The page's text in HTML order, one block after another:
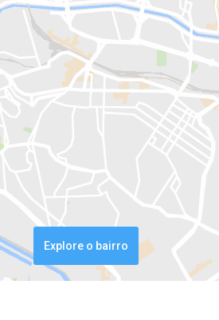
Explore o bairro